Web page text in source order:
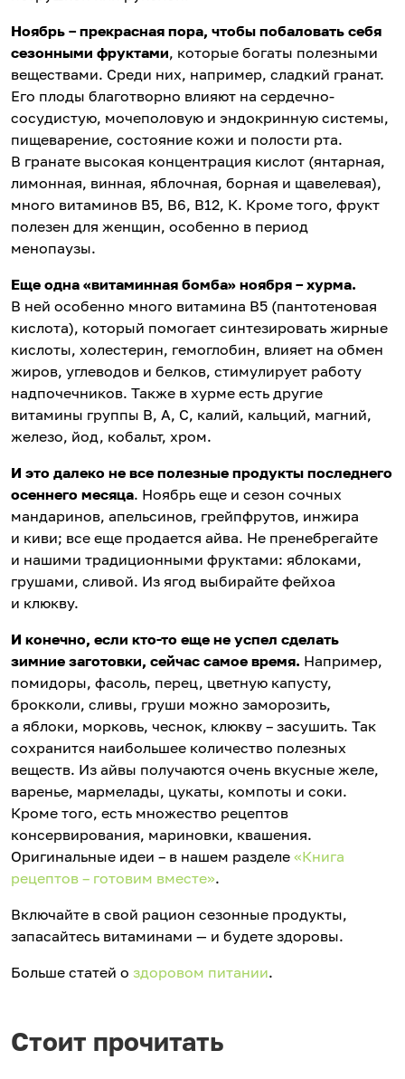
Ноябрь – прекрасная пора, чтобы побаловать себя
сезонными фруктами, которые богаты полезными
веществами. Среди них, например, сладкий гранат.
Его плоды благотворно влияют на сердечно-
сосудистую, мочеполовую и эндокринную системы,
пищеварение, состояние кожи и полости рта.
В гранате высокая концентрация кислот (янтарная,
лимонная, винная, яблочная, борная и щавелевая),
много витаминов В5, В6, В12, К. Кроме того, фрукт
полезен для женщин, особенно в период
менопаузы.
Еще одна «витаминная бомба» ноября – хурма.
В ней особенно много витамина В5 (пантотеновая
кислота), который помогает синтезировать жирные
кислоты, холестерин, гемоглобин, влияет на обмен
жиров, углеводов и белков, стимулирует работу
надпочечников. Также в хурме есть другие
витамины группы В, А, С, калий, кальций, магний,
железо, йод, кобальт, хром.
И это далеко не все полезные продукты последнего
осеннего месяца. Ноябрь еще и сезон сочных
мандаринов, апельсинов, грейпфрутов, инжира
и киви; все еще продается айва. Не пренебрегайте
и нашими традиционными фруктами: яблоками,
грушами, сливой. Из ягод выбирайте фейхоа
и клюкву.
И конечно, если кто-то еще не успел сделать
зимние заготовки, сейчас самое время. Например,
помидоры, фасоль, перец, цветную капусту,
брокколи, сливы, груши можно заморозить,
а яблоки, морковь, чеснок, клюкву – засушить. Так
сохранится наибольшее количество полезных
веществ. Из айвы получаются очень вкусные желе,
варенье, мармелады, цукаты, компоты и соки.
Кроме того, есть множество рецептов
консервирования, мариновки, квашения.
Оригинальные идеи – в нашем разделе «Книга
рецептов – готовим вместе».
Включайте в свой рацион сезонные продукты,
запасайтесь витаминами — и будете здоровы.
Больше статей о здоровом питании.
Стоит прочитать